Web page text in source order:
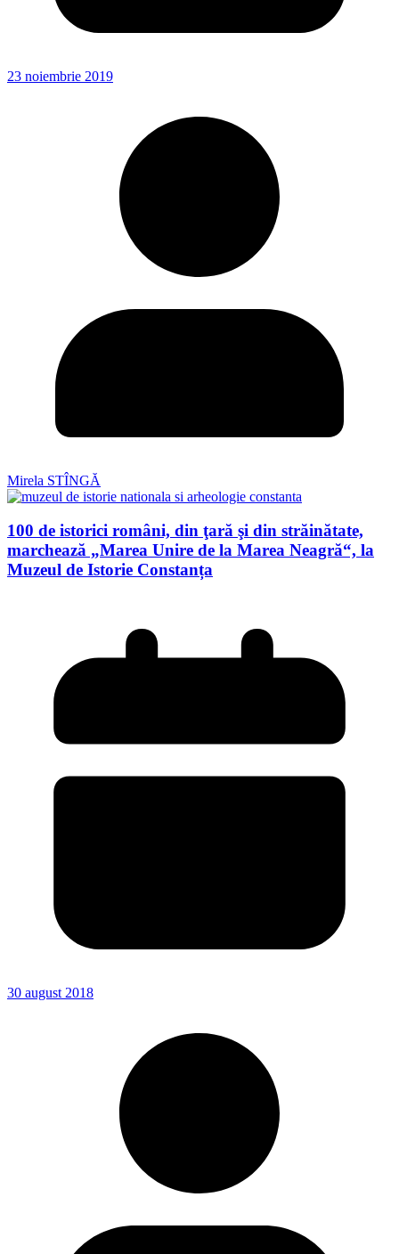
23 noiembrie 2019
Mirela STÎNGĂ
100 de istorici români, din ţară şi din străinătate,
marchează „Marea Unire de la Marea Neagră“, la
Muzeul de Istorie Constanța
30 august 2018